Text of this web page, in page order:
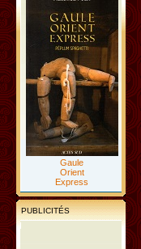
Gaule
Orient
Express
PUBLICITÉS